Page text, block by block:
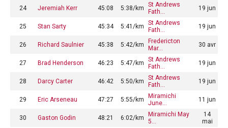
24 Jeremiah Kerr 45:08 5:38/km
St Andrews
Fath…
19 jun
25 Stan Sarty 45:34 5:41/km
St Andrews
Fath…
19 jun
26 Richard Saulnier 45:38 5:42/km
Fredericton
Mar…
30 avr
27 Brad Henderson 46:23 5:47/km
St Andrews
Fath…
19 jun
28 Darcy Carter 46:42 5:50/km
St Andrews
Fath…
19 jun
29 Eric Arseneau 47:27 5:55/km
Miramichi
June…
11 jun
30 Gaston Godin 48:21 6:02/km
Miramichi May
5…
14
mai